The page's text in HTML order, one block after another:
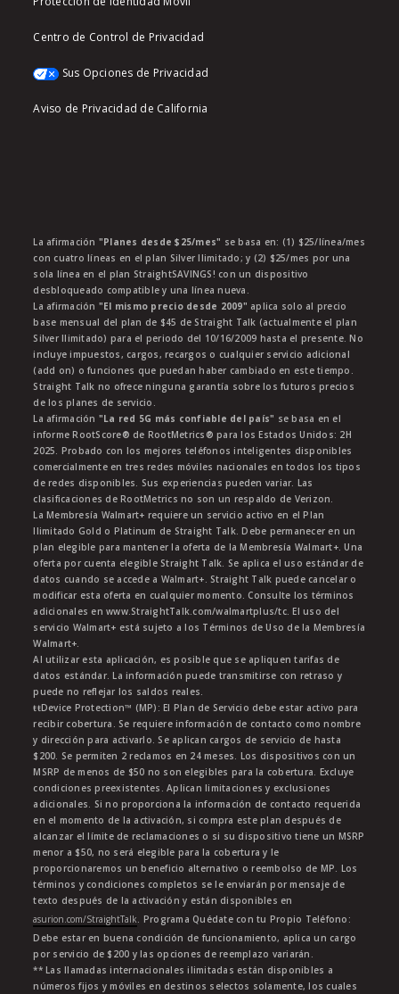
Centro de Control de Privacidad
Sus Opciones de Privacidad
Aviso de Privacidad de California
La afirmación "Planes desde $25/mes" se basa en: (1) $25/línea/mes
con cuatro líneas en el plan Silver Ilimitado; y (2) $25/mes por una
sola línea en el plan StraightSAVINGS! con un dispositivo
desbloqueado compatible y una línea nueva.
La afirmación "El mismo precio desde 2009" aplica solo al precio
base mensual del plan de $45 de Straight Talk (actualmente el plan
Silver Ilimitado) para el periodo del 10/16/2009 hasta el presente. No
incluye impuestos, cargos, recargos o cualquier servicio adicional
(add on) o funciones que puedan haber cambiado en este tiempo.
Straight Talk no ofrece ninguna garantía sobre los futuros precios
de los planes de servicio.
La afirmación "La red 5G más confiable del país" se basa en el
informe RootScore® de RootMetrics® para los Estados Unidos: 2H
2025. Probado con los mejores teléfonos inteligentes disponibles
comercialmente en tres redes móviles nacionales en todos los tipos
de redes disponibles. Sus experiencias pueden variar. Las
clasificaciones de RootMetrics no son un respaldo de Verizon.
La Membresía Walmart+ requiere un servicio activo en el Plan
Ilimitado Gold o Platinum de Straight Talk. Debe permanecer en un
plan elegible para mantener la oferta de la Membresía Walmart+. Una
oferta por cuenta elegible Straight Talk. Se aplica el uso estándar de
datos cuando se accede a Walmart+. Straight Talk puede cancelar o
modificar esta oferta en cualquier momento. Consulte los términos
adicionales en www.StraightTalk.com/walmartplus/tc. El uso del
servicio Walmart+ está sujeto a los Términos de Uso de la Membresía
Walmart+.
Al utilizar esta aplicación, es posible que se apliquen tarifas de
datos estándar. La información puede transmitirse con retraso y
puede no reflejar los saldos reales.
ŧŧDevice Protection™ (MP): El Plan de Servicio debe estar activo para
recibir cobertura. Se requiere información de contacto como nombre
y dirección para activarlo. Se aplican cargos de servicio de hasta
$200. Se permiten 2 reclamos en 24 meses. Los dispositivos con un
MSRP de menos de $50 no son elegibles para la cobertura. Excluye
condiciones preexistentes. Aplican limitaciones y exclusiones
adicionales. Si no proporciona la información de contacto requerida
en el momento de la activación, si compra este plan después de
alcanzar el límite de reclamaciones o si su dispositivo tiene un MSRP
menor a $50, no será elegible para la cobertura y le
proporcionaremos un beneficio alternativo o reembolso de MP. Los
términos y condiciones completos se le enviarán por mensaje de
texto después de la activación y están disponibles en
asurion.com/StraightTalk. Programa Quédate con tu Propio Teléfono:
Debe estar en buena condición de funcionamiento, aplica un cargo
por servicio de $200 y las opciones de reemplazo variarán.
** Las llamadas internacionales ilimitadas están disponibles a
números fijos y móviles en destinos selectos solamente, los cuales